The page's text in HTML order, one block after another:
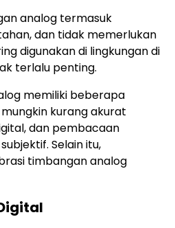
analog termasuk
dan tidak memerlukan
digunakan di lingkungan di
terlalu penting.
memiliki beberapa
kurang akurat
dan pembacaan
Selain itu,
timbangan analog